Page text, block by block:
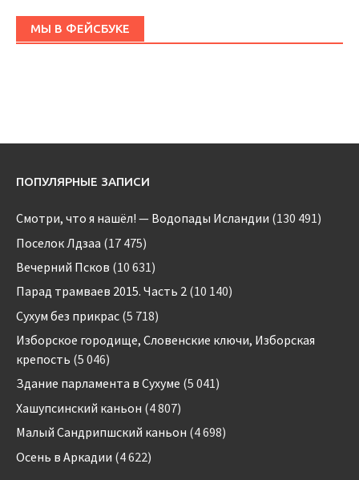
МЫ В ФЕЙСБУКЕ
ПОПУЛЯРНЫЕ ЗАПИСИ
Смотри, что я нашёл! — Водопады Исландии (130 491)
Поселок Лдзаа (17 475)
Вечерний Псков (10 631)
Парад трамваев 2015. Часть 2 (10 140)
Сухум без прикрас (5 718)
Изборское городище, Словенские ключи, Изборская
крепость (5 046)
Здание парламента в Сухуме (5 041)
Хашупсинский каньон (4 807)
Малый Сандрипшский каньон (4 698)
Осень в Аркадии (4 622)